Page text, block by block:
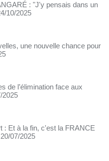
: "J'y pensais dans un
10/2025
une nouvelle chance pour
de l’élimination face aux
2025
: Et à la fin, c'est la FRANCE
07/2025